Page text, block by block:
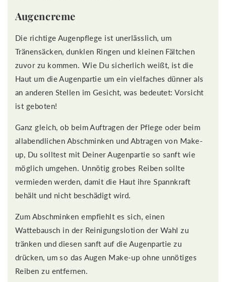
Augencreme
Die richtige Augenpflege ist unerlässlich, um
Tränensäcken, dunklen Ringen und kleinen Fältchen
zuvor zu kommen. Wie Du sicherlich weißt, ist die
Haut um die Augenpartie um ein vielfaches dünner als
an anderen Stellen im Gesicht, was bedeutet: Vorsicht
ist geboten!
Ganz gleich, ob beim Auftragen der Pflege oder beim
allabendlichen Abschminken und Abtragen von Make-
up, Du solltest mit Deiner Augenpartie so sanft wie
möglich umgehen. Unnötig grobes Reiben sollte
vermieden werden, damit die Haut ihre Spannkraft
behält und nicht beschädigt wird.
Zum Abschminken empfiehlt es sich, einen
Wattebausch in der Reinigungslotion der Wahl zu
tränken und diesen sanft auf die Augenpartie zu
drücken, um so das Augen Make-up ohne unnötiges
Reiben zu entfernen.